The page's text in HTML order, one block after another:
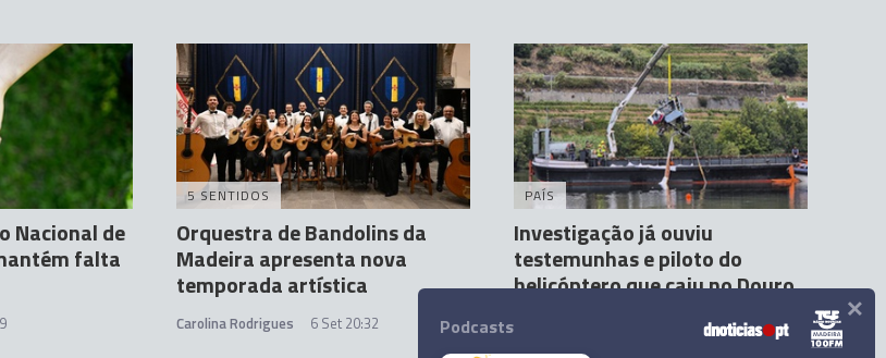
Nacional de
falta
5 SENTIDOS
Orquestra de Bandolins da
Madeira apresenta nova
temporada artística
Carolina Rodrigues 6 Set 20:32
PAÍS
Investigação já ouviu
testemunhas e piloto do
helicóptero que caiu no Douro
Podcasts ×